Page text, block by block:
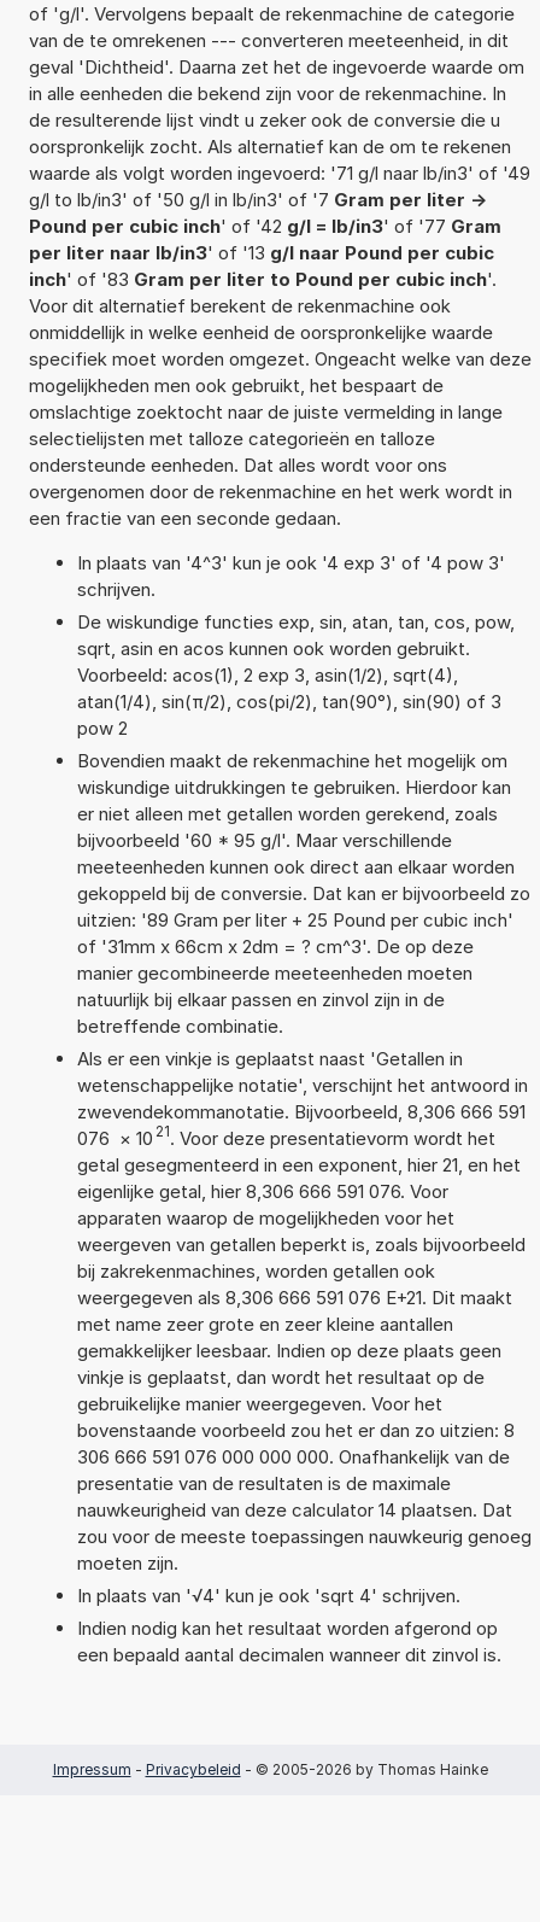
of 'g/l'. Vervolgens bepaalt de rekenmachine de categorie
van de te omrekenen --- converteren meeteenheid, in dit
geval 'Dichtheid'. Daarna zet het de ingevoerde waarde om
in alle eenheden die bekend zijn voor de rekenmachine. In
de resulterende lijst vindt u zeker ook de conversie die u
oorspronkelijk zocht. Als alternatief kan de om te rekenen
waarde als volgt worden ingevoerd: '71 g/l naar lb/in3' of '49
g/l to lb/in3' of '50 g/l in lb/in3' of '7 Gram per liter ->
Pound per cubic inch' of '42 g/l = lb/in3' of '77 Gram
per liter naar lb/in3' of '13 g/l naar Pound per cubic
inch' of '83 Gram per liter to Pound per cubic inch'.
Voor dit alternatief berekent de rekenmachine ook
onmiddellijk in welke eenheid de oorspronkelijke waarde
specifiek moet worden omgezet. Ongeacht welke van deze
mogelijkheden men ook gebruikt, het bespaart de
omslachtige zoektocht naar de juiste vermelding in lange
selectielijsten met talloze categorieën en talloze
ondersteunde eenheden. Dat alles wordt voor ons
overgenomen door de rekenmachine en het werk wordt in
een fractie van een seconde gedaan.
In plaats van '4^3' kun je ook '4 exp 3' of '4 pow 3'
schrijven.
De wiskundige functies exp, sin, atan, tan, cos, pow,
sqrt, asin en acos kunnen ook worden gebruikt.
Voorbeeld: acos(1), 2 exp 3, asin(1/2), sqrt(4),
atan(1/4), sin(π/2), cos(pi/2), tan(90°), sin(90) of 3
pow 2
Bovendien maakt de rekenmachine het mogelijk om
wiskundige uitdrukkingen te gebruiken. Hierdoor kan
er niet alleen met getallen worden gerekend, zoals
bijvoorbeeld '60 * 95 g/l'. Maar verschillende
meeteenheden kunnen ook direct aan elkaar worden
gekoppeld bij de conversie. Dat kan er bijvoorbeeld zo
uitzien: '89 Gram per liter + 25 Pound per cubic inch'
of '31mm x 66cm x 2dm = ? cm^3'. De op deze
manier gecombineerde meeteenheden moeten
natuurlijk bij elkaar passen en zinvol zijn in de
betreffende combinatie.
Als er een vinkje is geplaatst naast 'Getallen in
wetenschappelijke notatie', verschijnt het antwoord in
zwevendekommanotatie. Bijvoorbeeld, 8,306 666 591
076 × 10 21. Voor deze presentatievorm wordt het
getal gesegmenteerd in een exponent, hier 21, en het
eigenlijke getal, hier 8,306 666 591 076. Voor
apparaten waarop de mogelijkheden voor het
weergeven van getallen beperkt is, zoals bijvoorbeeld
bij zakrekenmachines, worden getallen ook
weergegeven als 8,306 666 591 076 E+21. Dit maakt
met name zeer grote en zeer kleine aantallen
gemakkelijker leesbaar. Indien op deze plaats geen
vinkje is geplaatst, dan wordt het resultaat op de
gebruikelijke manier weergegeven. Voor het
bovenstaande voorbeeld zou het er dan zo uitzien: 8
306 666 591 076 000 000 000. Onafhankelijk van de
presentatie van de resultaten is de maximale
nauwkeurigheid van deze calculator 14 plaatsen. Dat
zou voor de meeste toepassingen nauwkeurig genoeg
moeten zijn.
In plaats van '√4' kun je ook 'sqrt 4' schrijven.
Indien nodig kan het resultaat worden afgerond op
een bepaald aantal decimalen wanneer dit zinvol is.
Impressum - Privacybeleid - © 2005-2026 by Thomas Hainke